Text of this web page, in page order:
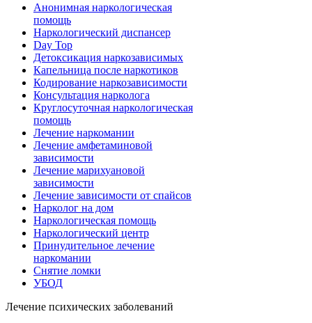
Анонимная наркологическая
помощь
Наркологический диспансер
Day Top
Детоксикация наркозависимых
Капельница после наркотиков
Кодирование наркозависимости
Консультация нарколога
Круглосуточная наркологическая
помощь
Лечение наркомании
Лечение амфетаминовой
зависимости
Лечение марихуановой
зависимости
Лечение зависимости от спайсов
Нарколог на дом
Наркологическая помощь
Наркологический центр
Принудительное лечение
наркомании
Снятие ломки
УБОД
Лечение психических заболеваний